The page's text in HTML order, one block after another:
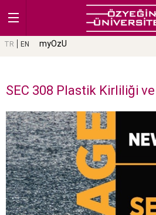
TR EN myOzU
SEC 308 Plastik Kirliliği